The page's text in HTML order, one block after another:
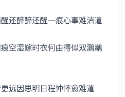
醉醉还醒一痕心事难消遣
湿嫁时衣何由得似双鸂鶒
因思明日程忡怀愈难遣